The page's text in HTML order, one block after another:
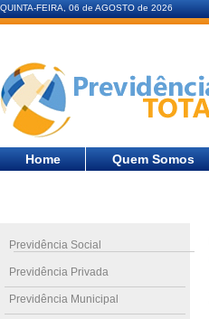
QUINTA-FEIRA, 06 de AGOSTO de 2026
Home Quem Somos
Previdência Social
Previdência Privada
Previdência Municipal